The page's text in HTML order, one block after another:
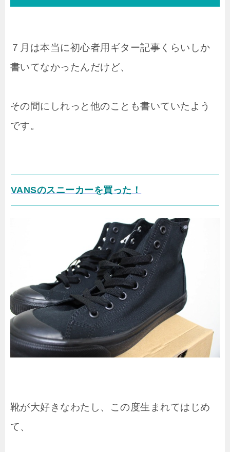
７月は本当に初心者用ギター記事くらいしか
書いてなかったんだけど、
その間にしれっと他のことも書いていたよう
です。
VANSのスニーカーを買った！
靴が大好きなわたし、この度生まれてはじめ
て、